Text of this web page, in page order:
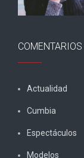
COMENTARIOS
Actualidad
Cumbia
Espectáculos
Modelos